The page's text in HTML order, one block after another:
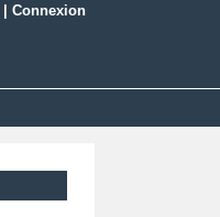
Connexion